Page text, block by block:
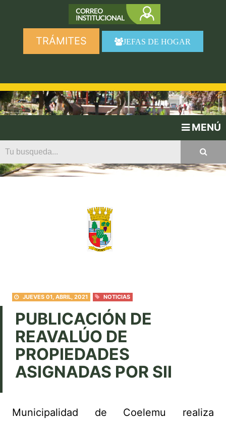
TRÁMITES JEFAS DE HOGAR
MENÚ
JUEVES 01, ABRIL, 2021 NOTICIAS
PUBLICACIÓN DE
REAVALÚO DE
PROPIEDADES
ASIGNADAS POR SII
Municipalidad de Coelemu realiza